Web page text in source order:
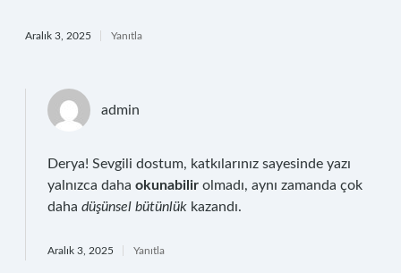
Aralık 3, 2025 Yanıtla
admin
Derya! Sevgili dostum, katkılarınız sayesinde yazı
yalnızca daha okunabilir olmadı, aynı zamanda çok
daha düşünsel bütünlük kazandı.
Aralık 3, 2025 Yanıtla